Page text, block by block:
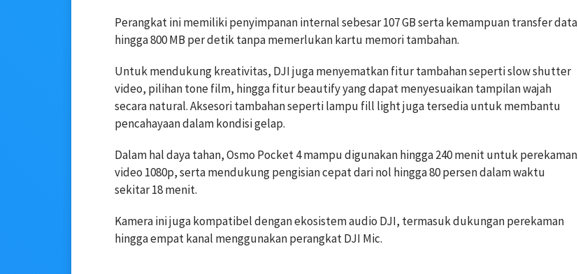
Perangkat ini memiliki penyimpanan internal sebesar 107 GB serta kemampuan transfer data
hingga 800 MB per detik tanpa memerlukan kartu memori tambahan.
Untuk mendukung kreativitas, DJI juga menyematkan fitur tambahan seperti slow shutter
video, pilihan tone film, hingga fitur beautify yang dapat menyesuaikan tampilan wajah
secara natural. Aksesori tambahan seperti lampu fill light juga tersedia untuk membantu
pencahayaan dalam kondisi gelap.
Dalam hal daya tahan, Osmo Pocket 4 mampu digunakan hingga 240 menit untuk perekaman
video 1080p, serta mendukung pengisian cepat dari nol hingga 80 persen dalam waktu
sekitar 18 menit.
Kamera ini juga kompatibel dengan ekosistem audio DJI, termasuk dukungan perekaman
hingga empat kanal menggunakan perangkat DJI Mic.